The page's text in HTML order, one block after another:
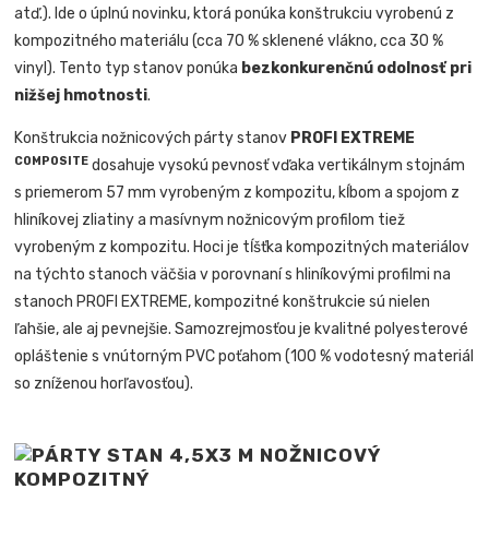
atď.). Ide o úplnú novinku, ktorá ponúka konštrukciu vyrobenú z
kompozitného materiálu (cca 70 % sklenené vlákno, cca 30 %
vinyl). Tento typ stanov ponúka bezkonkurenčnú odolnosť pri
nižšej hmotnosti.
Konštrukcia nožnicových párty stanov PROFI EXTREME
COMPOSITE dosahuje vysokú pevnosť vďaka vertikálnym stojnám
s priemerom 57 mm vyrobeným z kompozitu, kĺbom a spojom z
hliníkovej zliatiny a masívnym nožnicovým profilom tiež
vyrobeným z kompozitu. Hoci je tĺšťka kompozitných materiálov
na týchto stanoch väčšia v porovnaní s hliníkovými profilmi na
stanoch PROFI EXTREME, kompozitné konštrukcie sú nielen
ľahšie, ale aj pevnejšie. Samozrejmosťou je kvalitné polyesterové
opláštenie s vnútorným PVC poťahom (100 % vodotesný materiál
so zníženou horľavosťou).